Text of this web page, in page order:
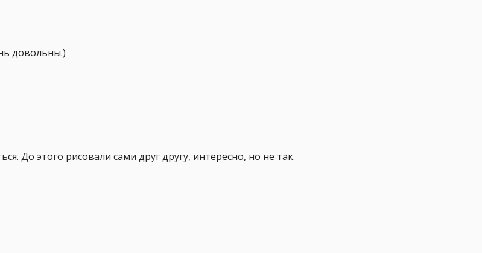
довольны.)
До этого рисовали сами друг другу, интересно, но не так.